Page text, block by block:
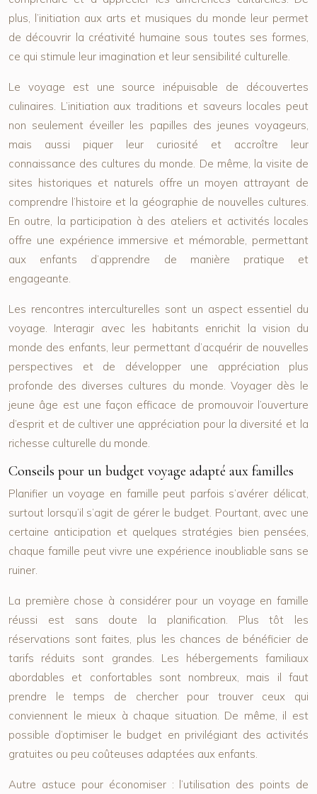
plus, l’initiation aux arts et musiques du monde leur permet
de découvrir la créativité humaine sous toutes ses formes,
ce qui stimule leur imagination et leur sensibilité culturelle.
Le voyage est une source inépuisable de découvertes
culinaires. L’initiation aux traditions et saveurs locales peut
non seulement éveiller les papilles des jeunes voyageurs,
mais aussi piquer leur curiosité et accroître leur
connaissance des cultures du monde. De même, la visite de
sites historiques et naturels offre un moyen attrayant de
comprendre l’histoire et la géographie de nouvelles cultures.
En outre, la participation à des ateliers et activités locales
offre une expérience immersive et mémorable, permettant
aux enfants d’apprendre de manière pratique et
engageante.
Les rencontres interculturelles sont un aspect essentiel du
voyage. Interagir avec les habitants enrichit la vision du
monde des enfants, leur permettant d’acquérir de nouvelles
perspectives et de développer une appréciation plus
profonde des diverses cultures du monde. Voyager dès le
jeune âge est une façon efficace de promouvoir l’ouverture
d’esprit et de cultiver une appréciation pour la diversité et la
richesse culturelle du monde.
Conseils pour un budget voyage adapté aux familles
Planifier un voyage en famille peut parfois s’avérer délicat,
surtout lorsqu’il s’agit de gérer le budget. Pourtant, avec une
certaine anticipation et quelques stratégies bien pensées,
chaque famille peut vivre une expérience inoubliable sans se
ruiner.
La première chose à considérer pour un voyage en famille
réussi est sans doute la planification. Plus tôt les
réservations sont faites, plus les chances de bénéficier de
tarifs réduits sont grandes. Les hébergements familiaux
abordables et confortables sont nombreux, mais il faut
prendre le temps de chercher pour trouver ceux qui
conviennent le mieux à chaque situation. De même, il est
possible d’optimiser le budget en privilégiant des activités
gratuites ou peu coûteuses adaptées aux enfants.
Autre astuce pour économiser : l’utilisation des points de